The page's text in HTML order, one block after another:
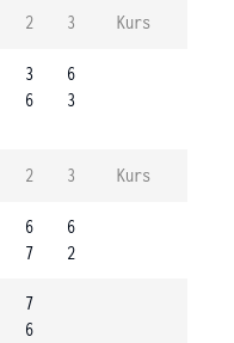
2 3 Kurs
3
6
6
3
2 3 Kurs
6
7
6
2
7
6